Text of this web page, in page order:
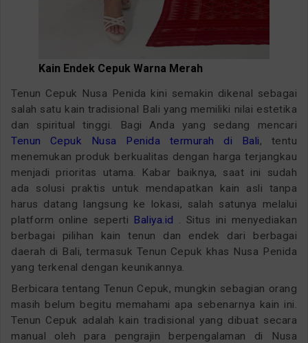
Kain Endek Cepuk Warna Merah
Tenun Cepuk Nusa Penida kini semakin dikenal sebagai
salah satu kain tradisional Bali yang memiliki nilai estetika
dan spiritual tinggi. Bagi Anda yang sedang mencari
Tenun Cepuk Nusa Penida termurah di Bali, tentu
menemukan produk berkualitas dengan harga terjangkau
menjadi prioritas utama. Kabar baiknya, saat ini sudah
ada solusi praktis untuk mendapatkan kain asli tanpa
harus datang langsung ke lokasi, salah satunya melalui
platform online seperti Baliya.id . Situs ini menyediakan
berbagai pilihan kain tenun dan endek dari berbagai
daerah di Bali, termasuk Tenun Cepuk khas Nusa Penida
yang terkenal dengan keunikannya.
Berbicara tentang Tenun Cepuk, mungkin sebagian orang
masih belum begitu memahami apa sebenarnya kain ini.
Tenun Cepuk adalah kain tradisional yang dibuat secara
manual oleh para pengrajin berpengalaman di Nusa